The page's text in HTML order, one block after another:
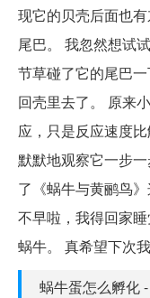
现它的贝壳后面也
尾巴。 我忽然想试
节草碰了它的尾巴
回壳里去了。 原来
应，只是反应速度
默默地观察它一步
了《蜗牛与黄鹂鸟
不早啦，我得回家
蜗牛。 真希望下次
蜗牛蛋怎么孵化